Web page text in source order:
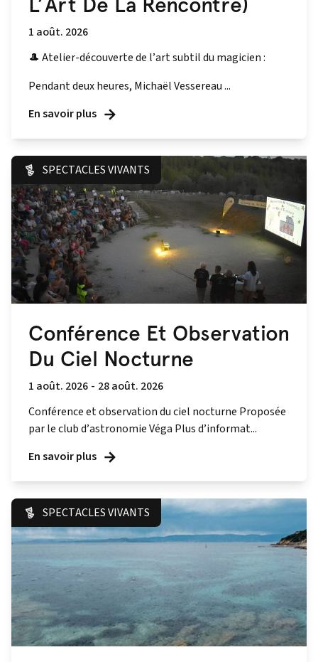
1 août. 2026
🎩 Atelier-découverte de l’art subtil du magicien :
Pendant deux heures, Michaël Vessereau ...
En savoir plus
SPECTACLES VIVANTS
Conférence Et Observation
Du Ciel Nocturne
1 août. 2026 - 28 août. 2026
Conférence et observation du ciel nocturne Proposée
par le club d’astronomie Véga Plus d’informat...
En savoir plus
SPECTACLES VIVANTS